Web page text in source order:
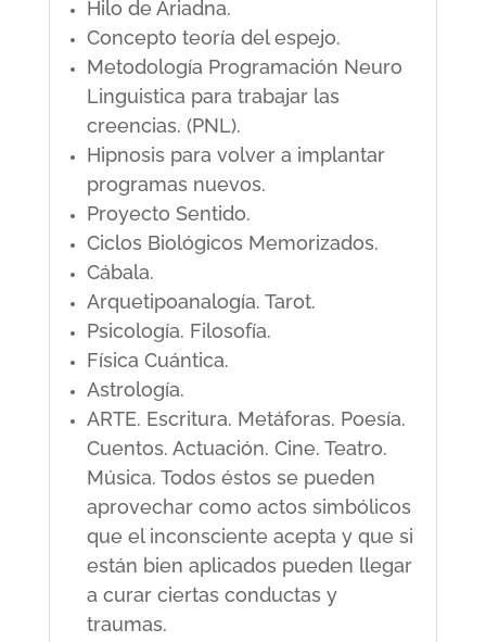
Hilo de Ariadna.
Concepto teoría del espejo.
Metodología Programación Neuro
Linguistica para trabajar las
creencias. (PNL).
Hipnosis para volver a implantar
programas nuevos.
Proyecto Sentido.
Ciclos Biológicos Memorizados.
Cábala.
Arquetipoanalogía. Tarot.
Psicología. Filosofía.
Física Cuántica.
Astrología.
ARTE. Escritura. Metáforas. Poesía.
Cuentos. Actuación. Cine. Teatro.
Música. Todos éstos se pueden
aprovechar como actos simbólicos
que el inconsciente acepta y que si
están bien aplicados pueden llegar
a curar ciertas conductas y
traumas.